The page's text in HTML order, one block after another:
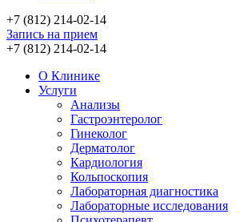
+7 (812) 214-02-14
Запись на прием
+7 (812) 214-02-14
О Клинике
Услуги
Анализы
Гастроэнтеролог
Гинеколог
Дерматолог
Кардиология
Кольпоскопия
Лабораторная диагностика
Лабораторные исследования